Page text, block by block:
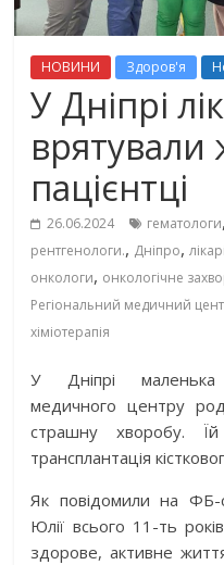
НОВИНИ Здоров'я
У Дніпрі
врятували
пацієнтці
26.06.2024 гематологи,
рентгенологи., Дніпро,лікарі
онкологи, онкологічне
Регіональний медичний
хіміотерапія
У Дніпрі маленька
медичного центру
страшну хворобу.
трансплантація
Як повідомили на ФБ-
Юлії всього 11-ть
здорове, активне